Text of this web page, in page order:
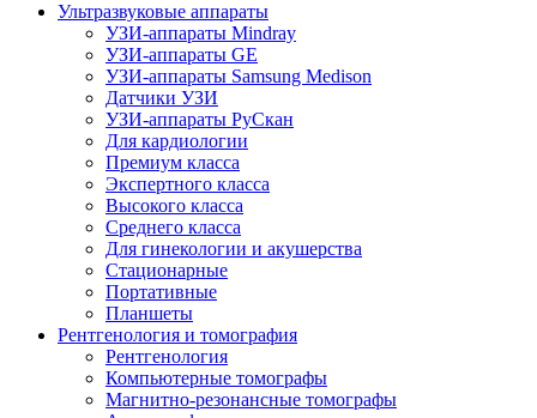
Ультразвуковые аппараты
УЗИ-аппараты Mindray
УЗИ-аппараты GE
УЗИ-аппараты Samsung Medison
Датчики УЗИ
УЗИ-аппараты РуСкан
Для кардиологии
Премиум класса
Экспертного класса
Высокого класса
Среднего класса
Для гинекологии и акушерства
Стационарные
Портативные
Планшеты
Рентгенология и томография
Рентгенология
Компьютерные томографы
Магнитно-резонансные томографы